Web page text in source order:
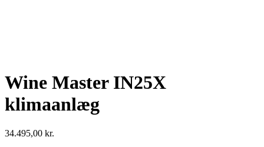
Wine Master IN25X
klimaanlæg
34.495,00 kr.